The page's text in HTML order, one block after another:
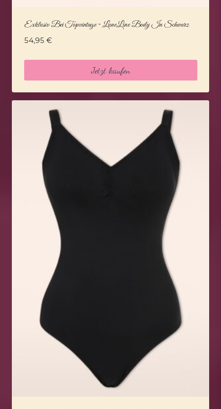
Exklusiv Bei Topvintage ~ LuneLine Body In Schwarz
54,95 €
Jetzt kaufen